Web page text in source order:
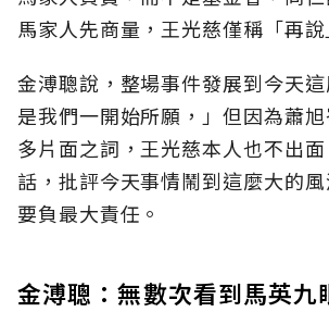
馬家人先商量，王光慈僅稱「再說
金溥聰說，整場事件發展到今天
是我們一開始所願，」但因為蕭
多片面之詞，王光慈本人也不出
話，批評今天事情鬧到這麼大的
要負最大責任。
金溥聰：無數次看到馬英九